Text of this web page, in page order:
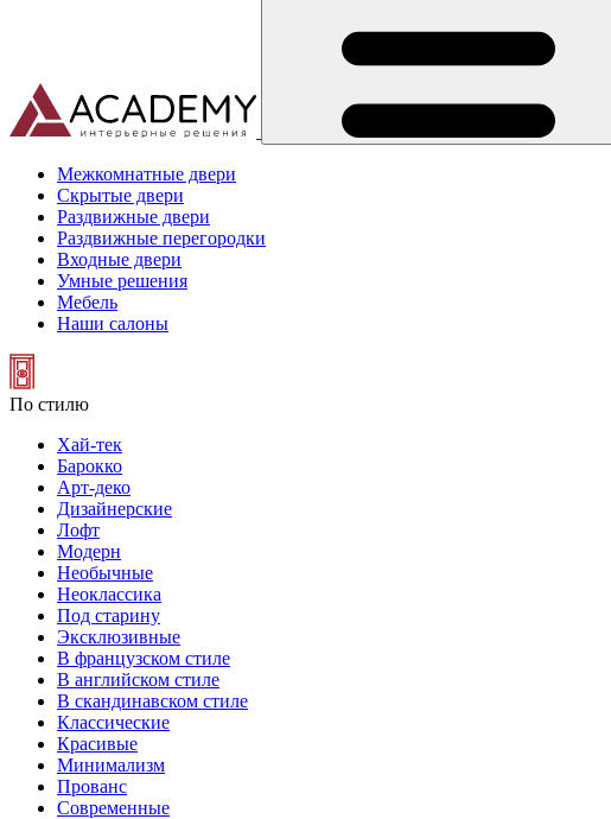
Межкомнатные двери
Скрытые двери
Раздвижные двери
Раздвижные перегородки
Входные двери
Умные решения
Мебель
Наши салоны
По стилю
Хай-тек
Барокко
Арт-деко
Дизайнерские
Лофт
Модерн
Необычные
Неоклассика
Под старину
Эксклюзивные
В французском стиле
В английском стиле
В скандинавском стиле
Классические
Красивые
Минимализм
Прованс
Современные